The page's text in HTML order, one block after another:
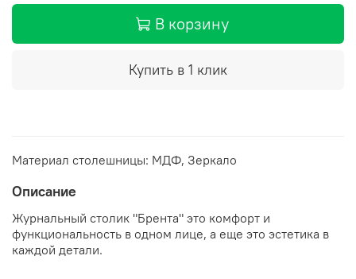
В корзину
Купить в 1 клик
Материал столешницы: МДФ, Зеркало
Описание
Журнальный столик "Брента" это комфорт и
функциональность в одном лице, а еще это эстетика в
каждой детали.